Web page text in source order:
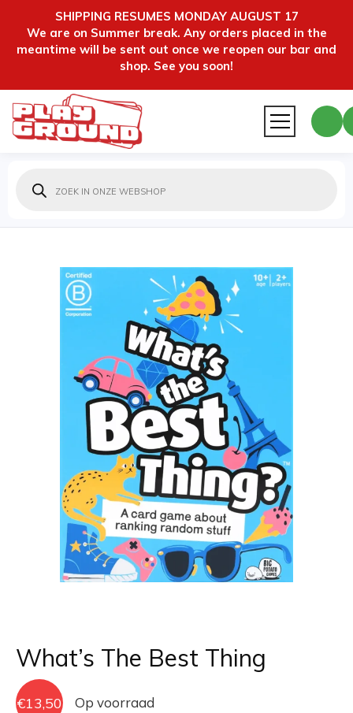
SHIPPING RESUMES MONDAY AUGUST 17
We are on Summer break. Any orders placed in the
meantime will be sent out once we reopen our bar and
shop. See you soon!
zoeken
What’s The Best Thing
€13,50 Op voorraad